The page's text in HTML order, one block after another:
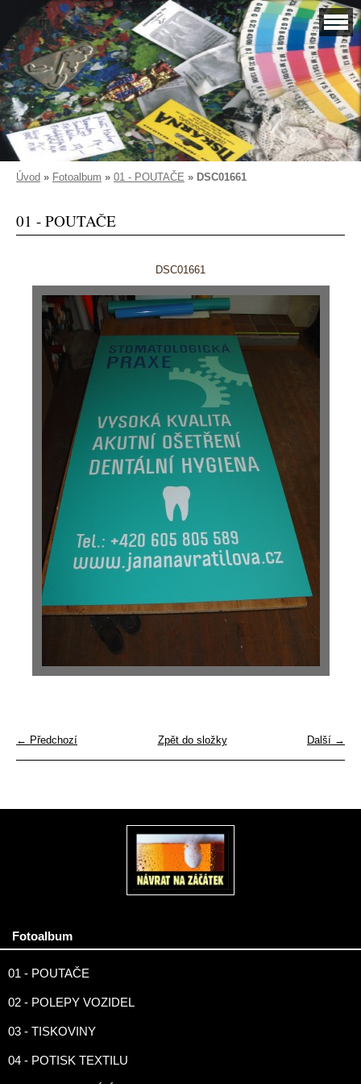
Úvod » Fotoalbum » 01 - POUTAČE » DSC01661
01 - POUTAČE
DSC01661
← Předchozí Další →
Zpět do složky
Fotoalbum
01 - POUTAČE
02 - POLEPY VOZIDEL
03 - TISKOVINY
04 - POTISK TEXTILU